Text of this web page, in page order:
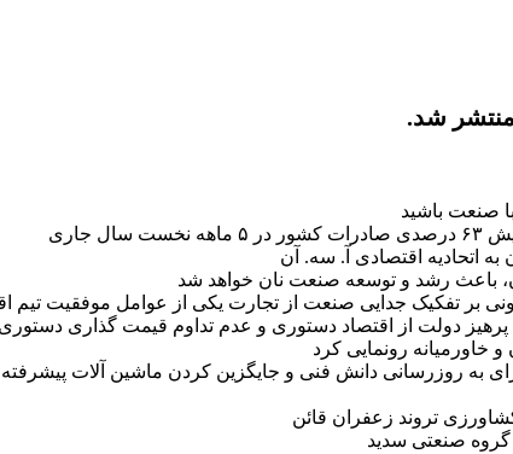
صنعت باشید
باعث رشد و توسعه صنعت نان خواهد شد
بر تفکیک جدایی صنعت از تجارت یکی از عوامل موفقیت تیم
دولت از اقتصاد دستورى و عدم تداوم قیمت گذارى دستورى
خاورمیانه رونمایی کرد
به روزرسانی دانش فنی و جایگزین کردن ماشین آلات
تروند زعفران قائن
گروه صنعتی سدید